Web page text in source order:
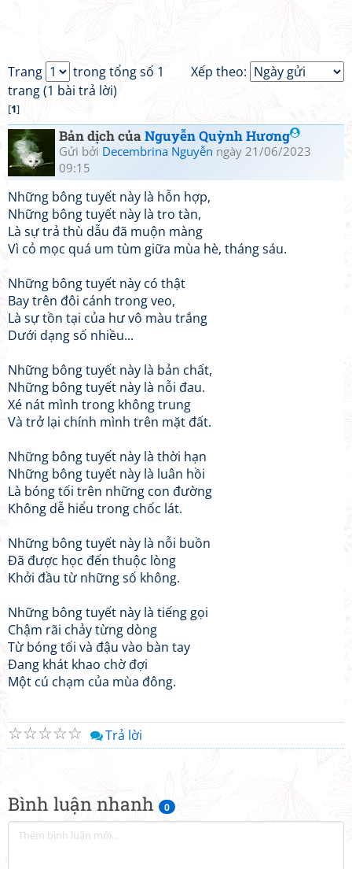
Bình luận nhanh 0
Xếp theo:
Trang
trong tổng số 1
trang (1 bài trả lời)
[1]
Bản dịch củaNguyễn Quỳnh Hương
Gửi bởi Decembrina Nguyễn ngày 21/06/2023
09:15
Những bông tuyết này là hỗn hợp,
Những bông tuyết này là tro tàn,
Là sự trả thù dẫu đã muộn màng
Vì cỏ mọc quá um tùm giữa mùa hè, tháng sáu.
Những bông tuyết này có thật
Bay trên đôi cánh trong veo,
Là sự tồn tại của hư vô màu trắng
Dưới dạng số nhiều...
Những bông tuyết này là bản chất,
Những bông tuyết này là nỗi đau.
Xé nát mình trong không trung
Và trở lại chính mình trên mặt đất.
Những bông tuyết này là thời hạn
Những bông tuyết này là luân hồi
Là bóng tối trên những con đường
Không dễ hiểu trong chốc lát.
Những bông tuyết này là nỗi buồn
Đã được học đến thuộc lòng
Khởi đầu từ những số không.
Những bông tuyết này là tiếng gọi
Chậm rãi chảy từng dòng
Từ bóng tối và đậu vào bàn tay
Đang khát khao chờ đợi
Một cú chạm của mùa đông.
☆
☆
☆
☆
☆ Trả lời